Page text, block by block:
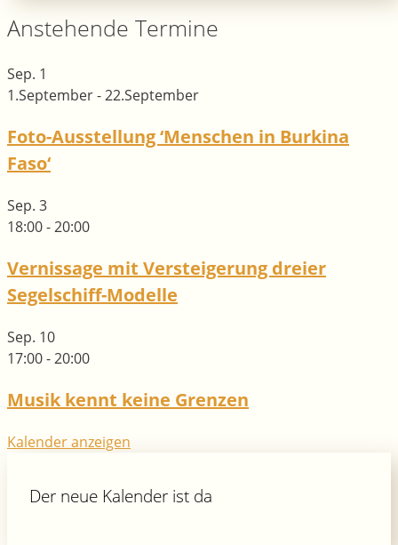
Anstehende Termine
Sep. 1
1.September-22.September
Foto-Ausstellung ‘Menschen in Burkina
Faso‘
Sep. 3
18:00-20:00
Vernissage mit Versteigerung dreier
Segelschiff-Modelle
Sep. 10
17:00-20:00
Musik kennt keine Grenzen
Kalender anzeigen
Der neue Kalender ist da